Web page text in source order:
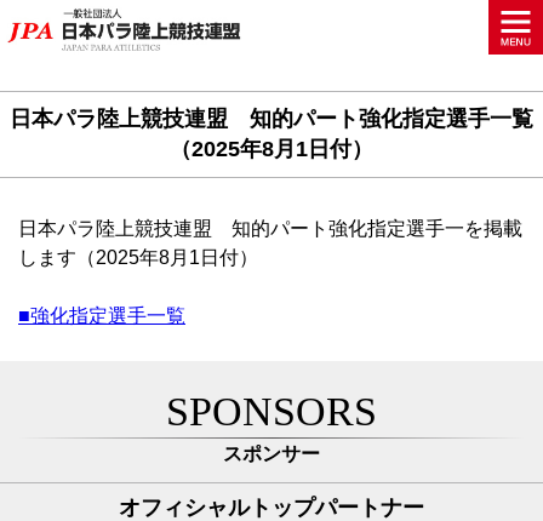
日本パラ陸上競技連盟 知的パート強化指定選手一覧
（2025年8月1日付）
日本パラ陸上競技連盟 知的パート強化指定選手一を掲載
します（2025年8月1日付）
■強化指定選手一覧
SPONSORS
スポンサー
オフィシャルトップパートナー